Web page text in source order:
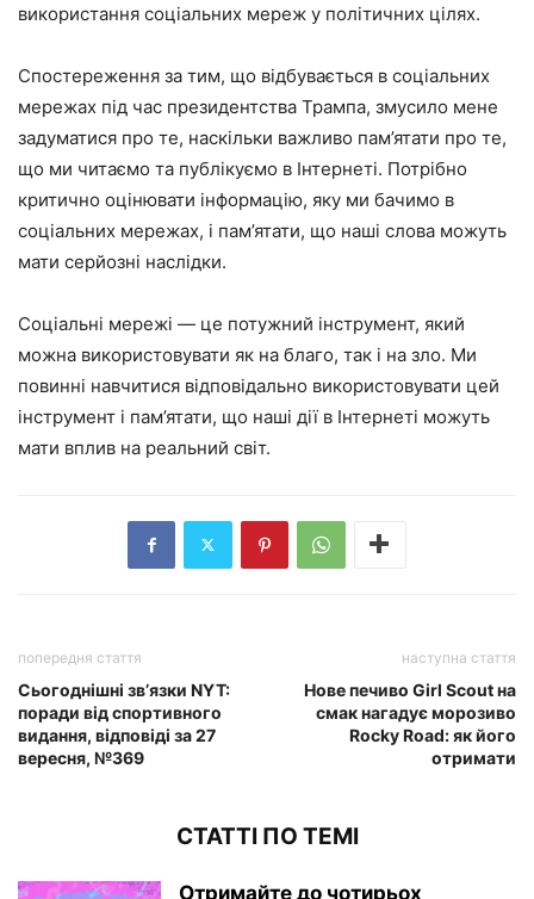
використання соціальних мереж у політичних цілях.
Спостереження за тим, що відбувається в соціальних
мережах під час президентства Трампа, змусило мене
задуматися про те, наскільки важливо пам’ятати про те,
що ми читаємо та публікуємо в Інтернеті. Потрібно
критично оцінювати інформацію, яку ми бачимо в
соціальних мережах, і пам’ятати, що наші слова можуть
мати серйозні наслідки.
Соціальні мережі — це потужний інструмент, який
можна використовувати як на благо, так і на зло. Ми
повинні навчитися відповідально використовувати цей
інструмент і пам’ятати, що наші дії в Інтернеті можуть
мати вплив на реальний світ.
попередня стаття
Сьогоднішні зв’язки NYT:
поради від спортивного
видання, відповіді за 27
вересня, №369
наступна стаття
Нове печиво Girl Scout на
смак нагадує морозиво
Rocky Road: як його
отримати
СТАТТІ ПО ТЕМІ
Отримайте до чотирьох